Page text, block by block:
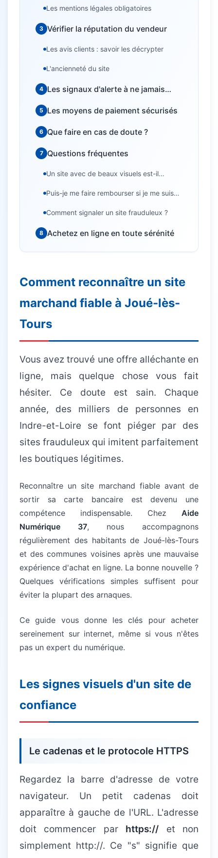
Besoin d'aide informatique ?
Les mentions légales obligatoires
3 Vérifier la réputation du vendeur
Les avis clients : savoir les décrypter
L'ancienneté du site
4 Les signaux d'alerte à ne jamais
5 Les moyens de paiement sécurisés
6 Que faire en cas de doute ?
7 Questions fréquentes
Un site avec de beaux visuels est-il
Puis-je me faire rembourser si je me suis
Comment signaler un site frauduleux ?
8 Achetez en ligne en toute sérénité
Comment reconnaître un site
marchand fiable à Joué-lès-
Tours
Vous avez trouvé une offre alléchante en
ligne, mais quelque chose vous fait
hésiter. Ce doute est sain. Chaque
année, des milliers de personnes en
Indre-et-Loire se font piéger par des
sites frauduleux qui imitent parfaitement
les boutiques légitimes.
Reconnaître un site marchand fiable avant de
sortir sa carte bancaire est devenu une
compétence indispensable. Chez Aide
Numérique 37, nous accompagnons
régulièrement des habitants de Joué-lès-Tours
et des communes voisines après une mauvaise
expérience d'achat en ligne. La bonne nouvelle ?
Quelques vérifications simples suffisent pour
éviter la plupart des arnaques.
Ce guide vous donne les clés pour acheter
sereinement sur internet, même si vous n'êtes
pas un expert du numérique.
Les signes visuels d'un site de
confiance
Le cadenas et le protocole HTTPS
Regardez la barre d'adresse de votre
navigateur. Un petit cadenas doit
apparaître à gauche de l'URL. L'adresse
doit commencer par https:// et non
simplement http://. Ce "s" signifie que